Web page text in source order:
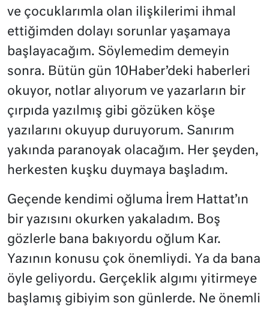
ve çocuklarımla olan ilişkilerimi ihmal
ettiğimden dolayı sorunlar yaşamaya
başlayacağım. Söylemedim demeyin
sonra. Bütün gün 10Haber’deki haberleri
okuyor, notlar alıyorum ve yazarların bir
çırpıda yazılmış gibi gözüken köşe
yazılarını okuyup duruyorum. Sanırım
yakında paranoyak olacağım. Her şeyden,
herkesten kuşku duymaya başladım.
Geçende kendimi oğluma İrem Hattat’ın
bir yazısını okurken yakaladım. Boş
gözlerle bana bakıyordu oğlum Kar.
Yazının konusu çok önemliydi. Ya da bana
öyle geliyordu. Gerçeklik algımı yitirmeye
başlamış gibiyim son günlerde. Ne önemli